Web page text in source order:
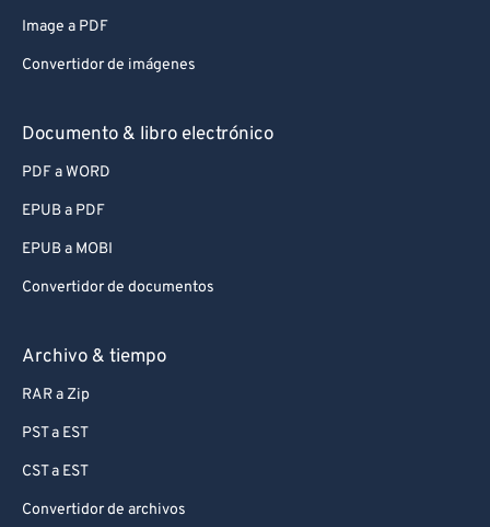
Image a PDF
Convertidor de imágenes
Documento & libro electrónico
PDF a WORD
EPUB a PDF
EPUB a MOBI
Convertidor de documentos
Archivo & tiempo
RAR a Zip
PST a EST
CST a EST
Convertidor de archivos